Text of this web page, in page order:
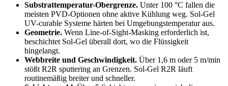
Substrattemperatur-Obergrenze. Unter 100 °C fallen die
meisten PVD-Optionen ohne aktive Kühlung weg. Sol-Gel
UV-curable Systeme härten bei Umgebungstemperatur aus.
Geometrie. Wenn Line-of-Sight-Masking erforderlich ist,
beschichtet Sol-Gel überall dort, wo die Flüssigkeit
hingelangt.
Webbreite und Geschwindigkeit. Über 1,6 m oder 5 m/min
stößt R2R sputtering an Grenzen. Sol-Gel R2R läuft
routinemäßig breiter und schneller.